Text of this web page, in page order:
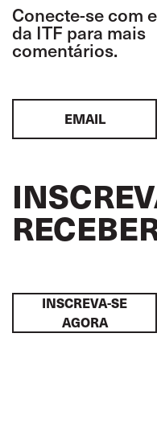
Conecte-se com
da ITF para mais
comentários.
EMAIL
INSCREVA-SE
AGORA